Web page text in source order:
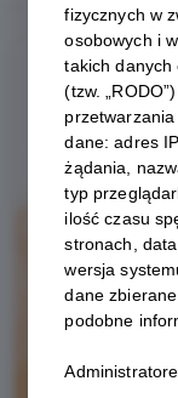
fizycznych w
osobowych i
takich danych
(tzw.
dane: adres
żądania,
typ
ilość czasu
stronach,
wersja
dane
podobne